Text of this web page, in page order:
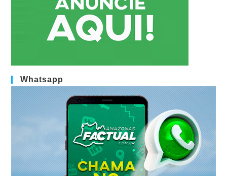
Whatsapp